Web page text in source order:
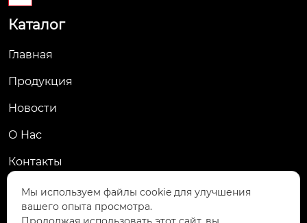
Каталог
Главная
Продукция
Новости
О Hас
Контакты
Контакты
Пров. Хэнань, г. Цзяоцзо, уезд Учжи, промзона
Мы используем файлы cookie для улучшения
вашего опыта просмотра.